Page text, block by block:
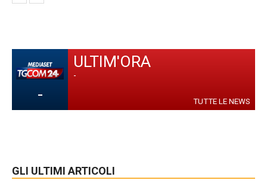
-
ULTIM'ORA
-
TUTTE LE NEWS
GLI ULTIMI ARTICOLI